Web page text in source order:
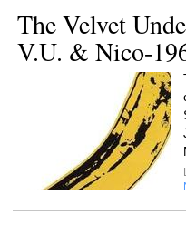
The Velvet
V.U. & Nico-